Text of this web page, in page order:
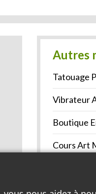
Autres
Tatouage
Vibrateur
Boutique
Cours Art
Voir la liste